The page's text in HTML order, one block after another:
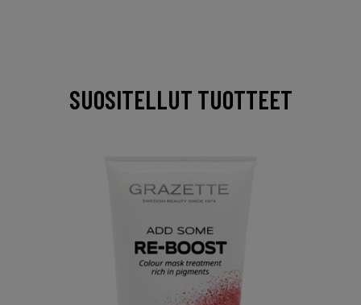
SUOSITELLUT TUOTTEET